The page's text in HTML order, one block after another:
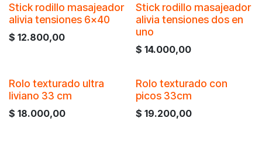
Stick rodillo masajeador
alivia tensiones 6x40
$ 12.800,00
Stick rodillo masajeador
alivia tensiones dos en
uno
$ 14.000,00
Rolo texturado ultra
liviano 33 cm
$ 18.000,00
Rolo texturado con
picos 33cm
$ 19.200,00